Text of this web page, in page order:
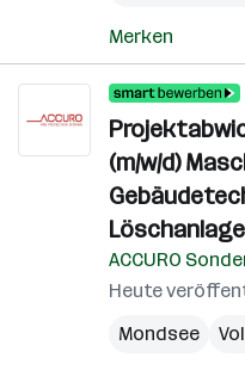
Merken
(m/w/d)
ACCURO
Heute
Mondsee